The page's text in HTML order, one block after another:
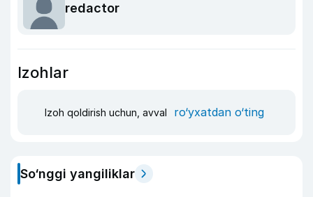
redactor
Izohlar
Izoh qoldirish uchun, avval ro‘yxatdan o‘ting
So‘nggi yangiliklar